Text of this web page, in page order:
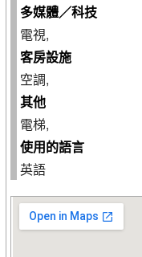
多媒體／科技
電視,
客房設施
空調,
其他
電梯,
使用的語言
英語